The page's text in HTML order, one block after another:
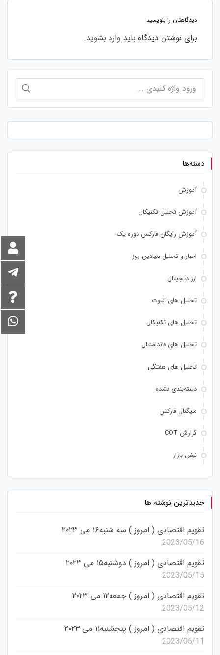
دیدگاهتان را بنویسید
برای نوشتن دیدگاه باید وارد بشوید.
برای:
دسته‌ها
آموزش
آموزش تحلیل تکنیکال
آموزش رایگان فارکس دوره یک
اخبار و تحلیل بنیادین روز
ارز دیجیتال
تحلیل های الیوت
تحلیل های تکنیکال
تحلیل های فاندامنتال
تحلیل های هفتگی
دسته‌بندی نشده
سیگنال فارکس
گزارش COT
نبض بازار
جدیدترین نوشته ها
تقویم اقتصادی ( امروز ) سه شنبه۱۶ می ۲۰۲۳
2023/05/16
تقویم اقتصادی ( امروز ) دوشنبه۱۵ می ۲۰۲۳
2023/05/15
تقویم اقتصادی ( امروز ) جمعه۱۲ می ۲۰۲۳
2023/05/12
تقویم اقتصادی ( امروز ) پنجشنبه۱۱ می ۲۰۲۳
2023/05/11